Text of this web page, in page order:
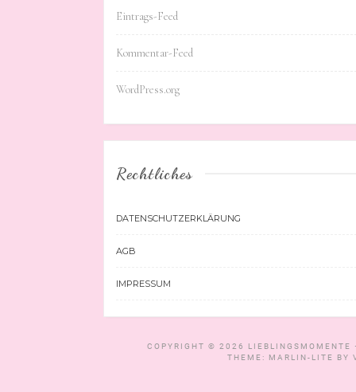
Eintrags-Feed
Kommentar-Feed
WordPress.org
Rechtliches
DATENSCHUTZERKLÄRUNG
AGB
IMPRESSUM
COPYRIGHT © 2026
THEME: MARLIN-LITE BY